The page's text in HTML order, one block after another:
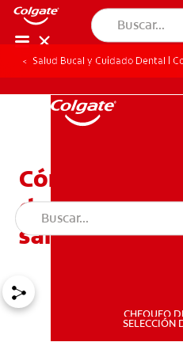
CHEQUEO
SELECCIÓN
Salud Bucal y Cuidado Dental |
Cómo una
dental puede
salud general